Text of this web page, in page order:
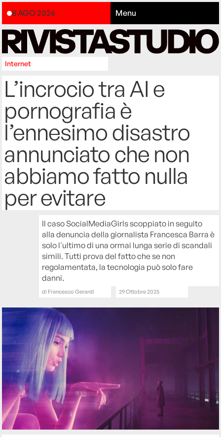
8 AGO 2026 Menu
Internet
L’incrocio tra AI e
pornografia è
l’ennesimo disastro
annunciato che non
abbiamo fatto nulla
per evitare
Il caso SocialMediaGirls scoppiato in seguito
alla denuncia della giornalista Francesca Barra è
solo l'ultimo di una ormai lunga serie di scandali
simili. Tutti prova del fatto che se non
regolamentata, la tecnologia può solo fare
danni.
di Francesco Gerardi 29 Ottobre 2025